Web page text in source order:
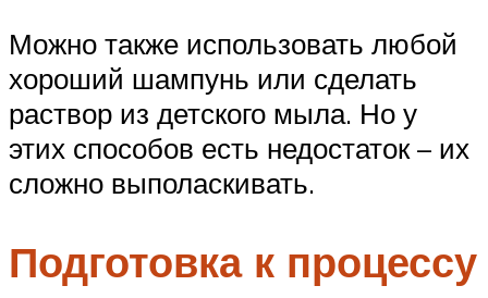
Можно также использовать любой
хороший шампунь или сделать
раствор из детского мыла. Но у
этих способов есть недостаток – их
сложно выполаскивать.
Подготовка к процессу